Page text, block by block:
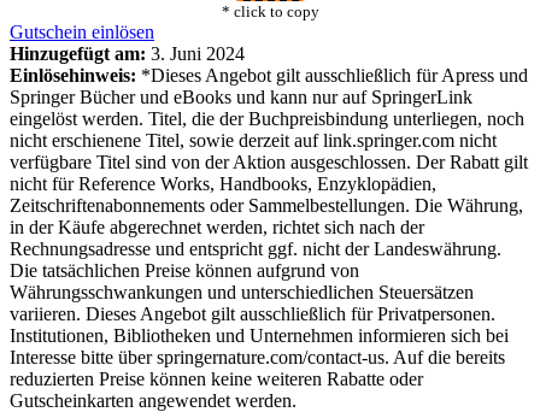
* click to copy
Gutschein einlösen
Hinzugefügt am: 3. Juni 2024
Einlösehinweis: *Dieses Angebot gilt ausschließlich für Apress und
Springer Bücher und eBooks und kann nur auf SpringerLink
eingelöst werden. Titel, die der Buchpreisbindung unterliegen, noch
nicht erschienene Titel, sowie derzeit auf link.springer.com nicht
verfügbare Titel sind von der Aktion ausgeschlossen. Der Rabatt gilt
nicht für Reference Works, Handbooks, Enzyklopädien,
Zeitschriftenabonnements oder Sammelbestellungen. Die Währung,
in der Käufe abgerechnet werden, richtet sich nach der
Rechnungsadresse und entspricht ggf. nicht der Landeswährung.
Die tatsächlichen Preise können aufgrund von
Währungsschwankungen und unterschiedlichen Steuersätzen
variieren. Dieses Angebot gilt ausschließlich für Privatpersonen.
Institutionen, Bibliotheken und Unternehmen informieren sich bei
Interesse bitte über springernature.com/contact-us. Auf die bereits
reduzierten Preise können keine weiteren Rabatte oder
Gutscheinkarten angewendet werden.